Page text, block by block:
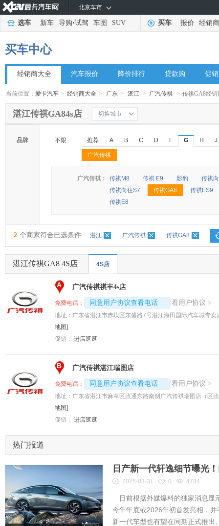
北京车市
选车 新车 导购•试驾 车图 SUV 买车 报价 经销商
买车中心
经销商大全 汽车报价 降价排行 贷款购 促
当前位置：爱卡汽车 > 经销商大全 > 广东 > 湛江 > 广汽传祺 > 传祺GA8经销
湛江传祺GA84s店 切换城市
品牌 不限 推荐 A B C D F G H J
广汽传祺
◆
◆
广汽传祺： 传祺M8 传祺 E9 影豹
传祺
传祺向往S7
传祺GA8
传祺ES9
传祺E8
2 个商家符合已选条件 湛江 广汽传祺 传祺GA8
湛江传祺GA8 4S店 4S店
A 广汽传祺祺丰4s店
免费电话： 同意用户协议查看电话
4008192717-5555 查看用户协议 >
地址： 广东省湛江市赤坎区东盛路7号湛江海田国际汽车城专卖
地图]
促销： 进店逛逛
B 广汽传祺湛江瑞图店
免费电话： 同意用户协议查看电话
4008192696-1106 查看用户协议 >
地址： 广东省湛江市麻章区政通东路南侧广汽传祺瑞图店（区
地图]
促销： 进店逛逛
热门报道
日产新一代轩逸细节曝光
2025-03-31 0 4784
日前根据外媒爆料的独家消息显
今年年底或2026年初首发亮相，
新一代车型也有望在同期正式推出